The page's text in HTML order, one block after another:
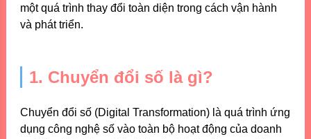
một quá trình thay đổi toàn diện trong cách vận hành
và phát triển.
1. Chuyển đổi số là gì?
Chuyển đổi số (Digital Transformation) là quá trình ứng
dụng công nghệ số vào toàn bộ hoạt động của doanh